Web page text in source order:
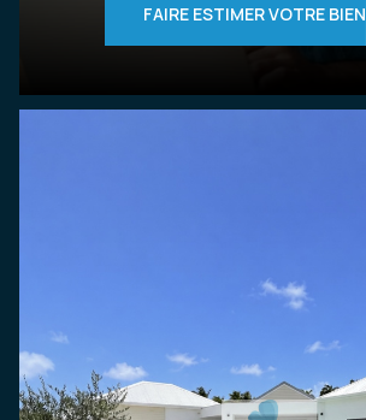
FAIRE ESTIMER VOTRE BIEN